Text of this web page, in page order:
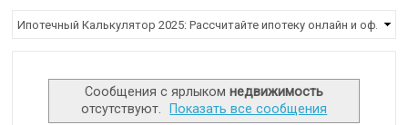
Сообщения с ярлыком недвижимость
отсутствуют.
Показать все сообщения